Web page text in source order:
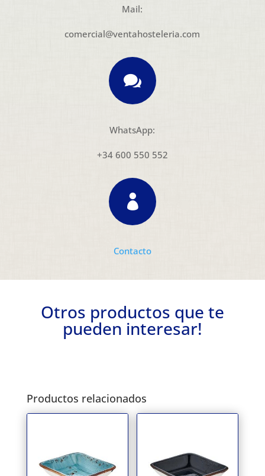
Mail:
comercial@ventahosteleria.com

WhatsApp:
+34 600 550 552

Contacto
Otros productos que te
pueden interesar!
Productos relacionados